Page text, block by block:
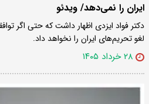
ایران را نمی‌دهد/ ویدئو
دکتر فواد ایزدی اظهار داشت که حتی اگر
لغو تحریم‌های ایران را نخواهد داد.
۲۸ خرداد ۱۴۰۵